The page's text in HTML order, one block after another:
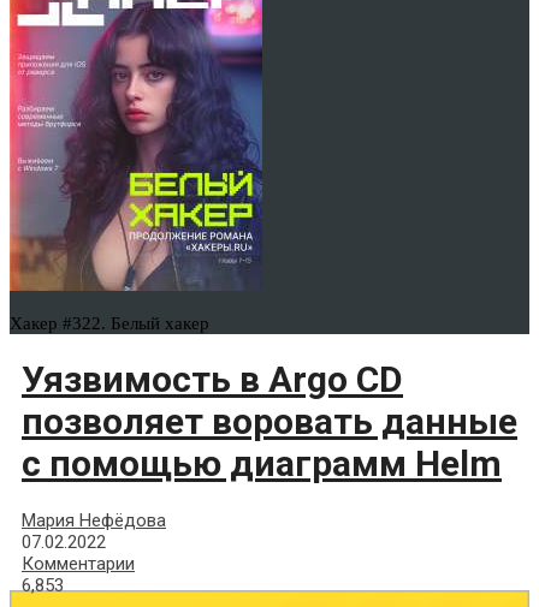
Хакер #322. Белый хакер
Уязвимость в Argo CD
позволяет воровать данные
с помощью диаграмм Helm
Мария Нефёдова
07.02.2022
Комментарии
6,853